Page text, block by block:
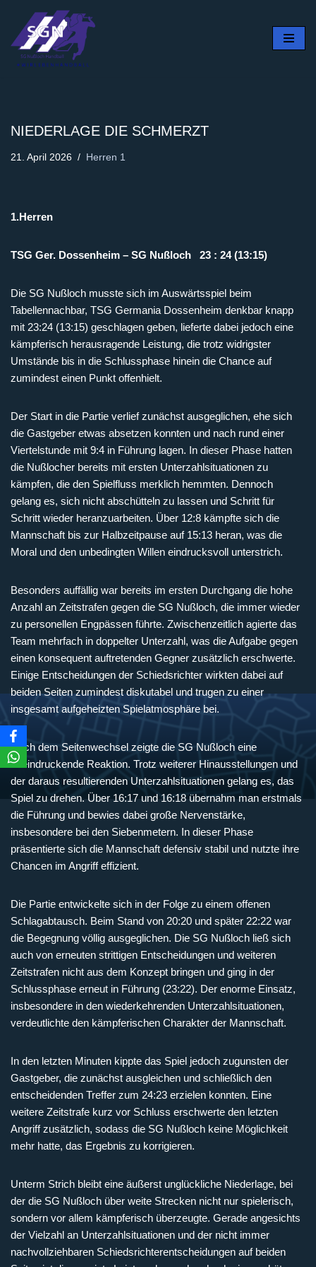
Zum
Inhalt
NIEDERLAGE DIE SCHMERZT
21. April 2026 Herren 1
1.Herren
TSG Ger. Dossenheim – SG Nußloch 23 : 24 (13:15)
Die SG Nußloch musste sich im Auswärtsspiel beim
Tabellennachbar, TSG Germania Dossenheim denkbar knapp
mit 23:24 (13:15) geschlagen geben, lieferte dabei jedoch eine
kämpferisch herausragende Leistung, die trotz widrigster
Umstände bis in die Schlussphase hinein die Chance auf
zumindest einen Punkt offenhielt.
Der Start in die Partie verlief zunächst ausgeglichen, ehe sich
die Gastgeber etwas absetzen konnten und nach rund einer
Viertelstunde mit 9:4 in Führung lagen. In dieser Phase hatten
die Nußlocher bereits mit ersten Unterzahlsituationen zu
kämpfen, die den Spielfluss merklich hemmten. Dennoch
gelang es, sich nicht abschütteln zu lassen und Schritt für
Schritt wieder heranzuarbeiten. Über 12:8 kämpfte sich die
Mannschaft bis zur Halbzeitpause auf 15:13 heran, was die
Moral und den unbedingten Willen eindrucksvoll unterstrich.
Besonders auffällig war bereits im ersten Durchgang die hohe
Anzahl an Zeitstrafen gegen die SG Nußloch, die immer wieder
zu personellen Engpässen führte. Zwischenzeitlich agierte das
Team mehrfach in doppelter Unterzahl, was die Aufgabe gegen
einen konsequent auftretenden Gegner zusätzlich erschwerte.
Einige Entscheidungen der Schiedsrichter wirkten dabei auf
beiden Seiten zumindest diskutabel und trugen zu einer
insgesamt aufgeheizten Spielatmosphäre bei.
Nach dem Seitenwechsel zeigte die SG Nußloch eine
beeindruckende Reaktion. Trotz weiterer Hinausstellungen und
der daraus resultierenden Unterzahlsituationen gelang es, das
Spiel zu drehen. Über 16:17 und 16:18 übernahm man erstmals
die Führung und bewies dabei große Nervenstärke,
insbesondere bei den Siebenmetern. In dieser Phase
präsentierte sich die Mannschaft defensiv stabil und nutzte ihre
Chancen im Angriff effizient.
Die Partie entwickelte sich in der Folge zu einem offenen
Schlagabtausch. Beim Stand von 20:20 und später 22:22 war
die Begegnung völlig ausgeglichen. Die SG Nußloch ließ sich
auch von erneuten strittigen Entscheidungen und weiteren
Zeitstrafen nicht aus dem Konzept bringen und ging in der
Schlussphase erneut in Führung (23:22). Der enorme Einsatz,
insbesondere in den wiederkehrenden Unterzahlsituationen,
verdeutlichte den kämpferischen Charakter der Mannschaft.
In den letzten Minuten kippte das Spiel jedoch zugunsten der
Gastgeber, die zunächst ausgleichen und schließlich den
entscheidenden Treffer zum 24:23 erzielen konnten. Eine
weitere Zeitstrafe kurz vor Schluss erschwerte den letzten
Angriff zusätzlich, sodass die SG Nußloch keine Möglichkeit
mehr hatte, das Ergebnis zu korrigieren.
Unterm Strich bleibt eine äußerst unglückliche Niederlage, bei
der die SG Nußloch über weite Strecken nicht nur spielerisch,
sondern vor allem kämpferisch überzeugte. Gerade angesichts
der Vielzahl an Unterzahlsituationen und der nicht immer
nachvollziehbaren Schiedsrichterentscheidungen auf beiden